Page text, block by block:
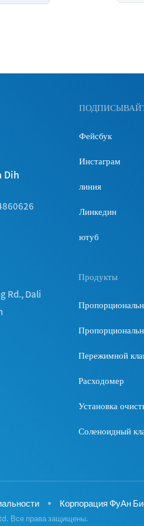
Dih
Rd.,Dali
Фейсбук
Инстаграм
линия
Линкедин
ютуб
Продукты
Пережимной
Расходомер
Установка
Соленоидный
Корпорация ФуАн
Все права защищены.